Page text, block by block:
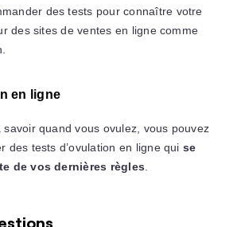
des tests pour connaître votre
des sites de ventes en ligne comme
en ligne
savoir quand vous ovulez, vous pouvez
des tests d’ovulation en ligne qui se
de vos dernières règles.